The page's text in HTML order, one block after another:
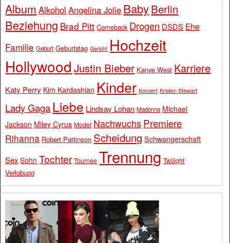
Album Alkohol Angelina Jolie BabyBerlin
Beziehung Brad Pitt Comeback Drogen DSDS Ehe
Familie Geburt Geburtstag Gericht Hochzeit
Hollywood Justin Bieber Kanye West Karriere
Katy Perry Kim Kardashian Kinder Konzert Kristen Stewart
Lady Gaga Liebe Lindsay Lohan Madonna Michael
Jackson Miley Cyrus Model Nachwuchs Premiere
Rihanna Robert Pattinson Scheidung Schwangerschaft
Sex Sohn Tochter Tournee Trennung Twilight
Verlobung